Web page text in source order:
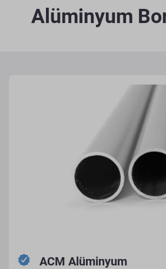
Alüminyum
ACM Alüminyum